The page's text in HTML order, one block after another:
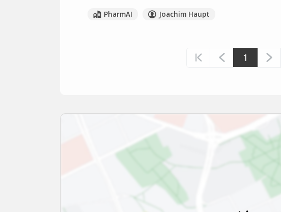
PharmAI Joachim Haupt
1